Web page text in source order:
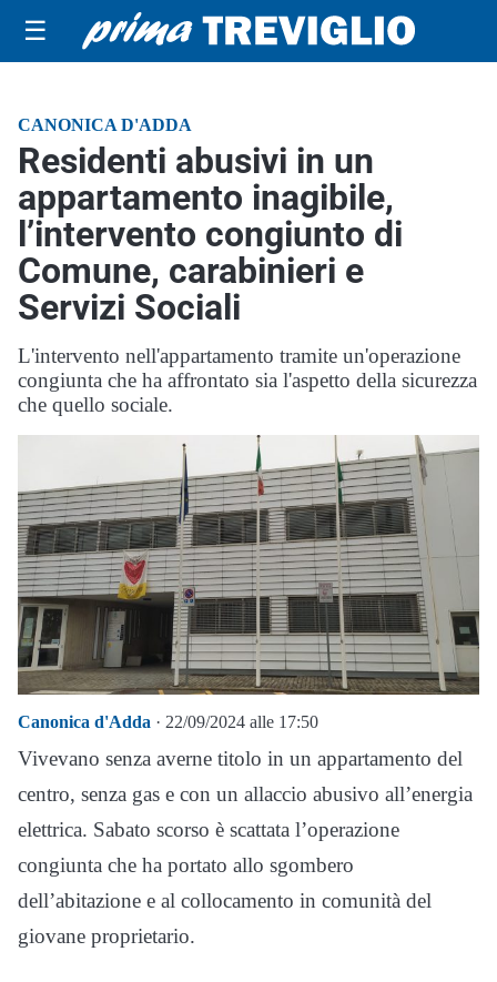
☰
CANONICA D'ADDA
Residenti abusivi in un
appartamento inagibile,
l’intervento congiunto di
Comune, carabinieri e
Servizi Sociali
L'intervento nell'appartamento tramite un'operazione
congiunta che ha affrontato sia l'aspetto della sicurezza
che quello sociale.
Canonica d'Adda · 22/09/2024 alle 17:50
Vivevano senza averne titolo in un appartamento del
centro, senza gas e con un allaccio abusivo all’energia
elettrica. Sabato scorso è scattata l’operazione
congiunta che ha portato allo sgombero
dell’abitazione e al collocamento in comunità del
giovane proprietario.